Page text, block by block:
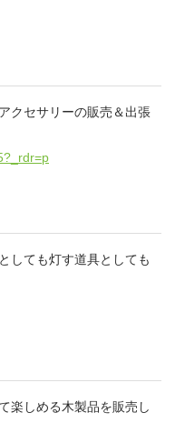
クセサリーの販売＆出張
しても灯す道具としても
楽しめる木製品を販売し